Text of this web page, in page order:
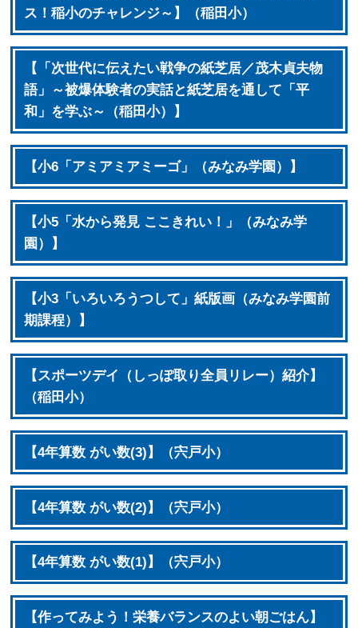
ス！稲小のチャレンジ～】（稲田小）
【「次世代に伝えたい戦争の紙芝居／茂木貞夫物
語」～被爆体験者の実話と紙芝居を通して「平
和」を学ぶ～（稲田小）】
【小6「アミアミアミーゴ」（みなみ学園）】
【小5「水から発見 ここきれい！」（みなみ学
園）】
【小3「いろいろうつして」紙版画（みなみ学園前
期課程）】
【スポーツデイ（しっぽ取り全員リレー）紹介】
（稲田小）
【4年算数 がい数(3)】（宍戸小）
【4年算数 がい数(2)】（宍戸小）
【4年算数 がい数(1)】（宍戸小）
【作ってみよう！栄養バランスのよい朝ごはん】